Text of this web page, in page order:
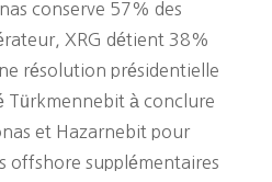
conserve 57% des
XRG détient 38%
résolution présidentielle
Türkmennebit à conclure
et Hazarnebit pour
offshore supplémentaires